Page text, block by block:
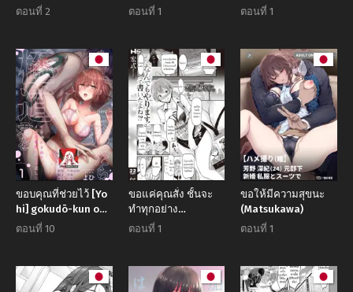
Tabechatte Ii Desu
ตอนที่ 2
Present
ตอนที่ 1
Namaiki White Day
ตอนที่ 1
ขอบคุณที่ช่วยไว้ [Yo
hi] gokudō-kun o
hirottara ~
ongaeshi ~
(furukarā)
ตอนที่ 10
ขอแค่คุณสั่ง ชั้นจะ
ทำทุกอย่าง
[Hiroshiki]
ตอนที่ 1
ขอให้มีความสุขนะ
(Matsukawa)
ตอนที่ 1